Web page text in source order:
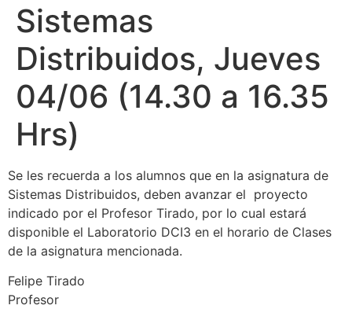
Sistemas
Distribuidos, Jueves
04/06 (14.30 a 16.35
Hrs)
Se les recuerda a los alumnos que en la asignatura de
Sistemas Distribuidos, deben avanzar el proyecto
indicado por el Profesor Tirado, por lo cual estará
disponible el Laboratorio DCI3 en el horario de Clases
de la asignatura mencionada.
Felipe Tirado
Profesor